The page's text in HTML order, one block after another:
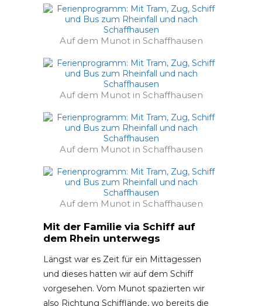
Auf dem Munot in Schaffhausen
Auf dem Munot in Schaffhausen
Auf dem Munot in Schaffhausen
Auf dem Munot in Schaffhausen
Mit der Familie via Schiff auf
dem Rhein unterwegs
Längst war es Zeit für ein Mittagessen
und dieses hatten wir auf dem Schiff
vorgesehen. Vom Munot spazierten wir
also Richtung Schifflände, wo bereits die